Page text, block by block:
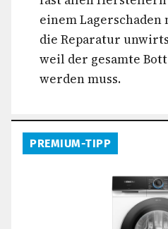
einem Lagerschaden
die Reparatur
weil der gesamte
werden muss.
PREMIUM-TIPP